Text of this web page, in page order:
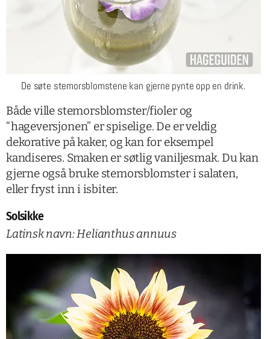
De søte stemorsblomstene kan gjerne pynte opp en drink.
Både ville stemorsblomster/fioler og
“hageversjonen” er spiselige. De er veldig
dekorative på kaker, og kan for eksempel
kandiseres. Smaken er søtlig vaniljesmak. Du kan
gjerne også bruke stemorsblomster i salaten,
eller fryst inn i isbiter.
Solsikke
Latinsk navn: Helianthus annuus